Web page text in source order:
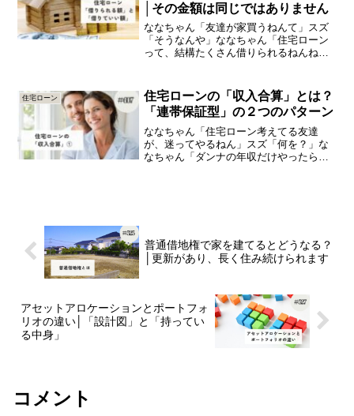
│その金額は同じではありません
ななちゃん「友達が家買うねんて」スズ
「そうなんや」ななちゃん「住宅ローン
って、結構たくさん借りられるねんね」
い」今日は、「住宅ローンは『借りられ
る額』ではなく『借りていい...
住宅ローン
住宅ローンの「収入合算」とは？
「連帯保証型」の２つのパターン
ななちゃん「住宅ローン考えてる友達
が、迷ってやるねん」スズ「何を？」な
なちゃん「ダンナの年収だけやったら、
普通借地権で家を建てるとどうなる？
│更新があり、長く住み続けられます
アセットアロケーションとポートフォ
リオの違い│「設計図」と「持ってい
る中身」
コメント